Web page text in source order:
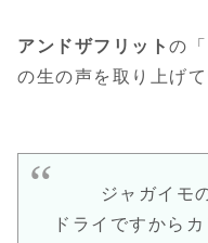
アンドザフリット の
の生の声を取り上げて
ジャガイモ
ドライですから